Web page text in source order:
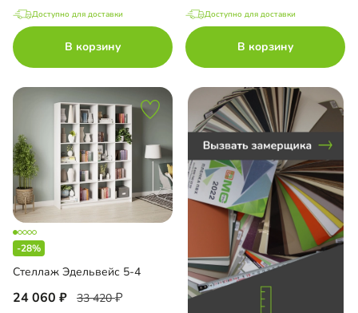
до
до
до
Доступно для доставки
В корзину
Доступно для доставки
В корзину
-28%
Стеллаж Эдельвейс 5-4
24 060 33 420